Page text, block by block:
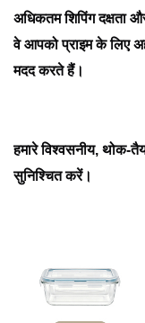
अधिकतम शिपिंग दक्षता
वे आपको प्राइम के लिए
मदद करते हैं।
हमारे विश्वसनीय, थोक-
सुनिश्चित करें।